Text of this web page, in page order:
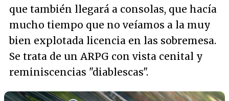
que también llegará a consolas, que hacía
mucho tiempo que no veíamos a la muy
bien explotada licencia en las sobremesa.
Se trata de un ARPG con vista cenital y
reminiscencias "diablescas".